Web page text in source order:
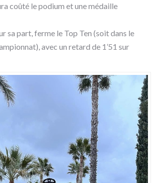
coûté le podium et une médaille
sa part, ferme le Top Ten (soit dans le
avec un retard de 1’51 sur